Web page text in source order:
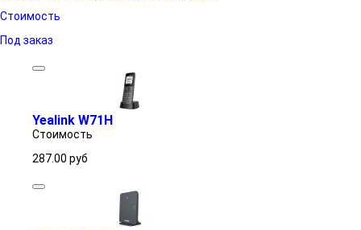
Стоимость
Под заказ
Yealink W71H
Стоимость
287.00 руб